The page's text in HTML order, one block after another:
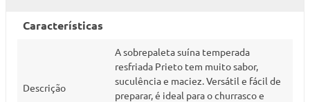
Características
Descrição
A sobrepaleta suína temperada
resfriada Prieto tem muito sabor,
suculência e maciez. Versátil e fácil de
preparar, é ideal para o churrasco e